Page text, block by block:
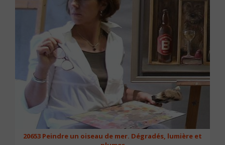
20653 Peindre un oiseau de mer. Dégradés, lumière et